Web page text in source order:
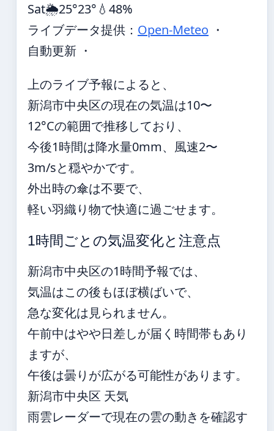
Sat🌦️25°23° 💧48%
ライブデータ提供： Open-Meteo ・
自動更新 ・
上のライブ予報によると、
新潟市中央区の現在の気温は10〜
12°Cの範囲で推移しており、
今後1時間は降水量0mm、風速2〜
3m/sと穏やかです。
外出時の傘は不要で、
軽い羽織り物で快適に過ごせます。
1時間ごとの気温変化と注意点
新潟市中央区の1時間予報では、
気温はこの後もほぼ横ばいで、
急な変化は見られません。
午前中はやや日差しが届く時間帯もあり
ますが、
午後は曇りが広がる可能性があります。
新潟市中央区 天気
雨雲レーダーで現在の雲の動きを確認す